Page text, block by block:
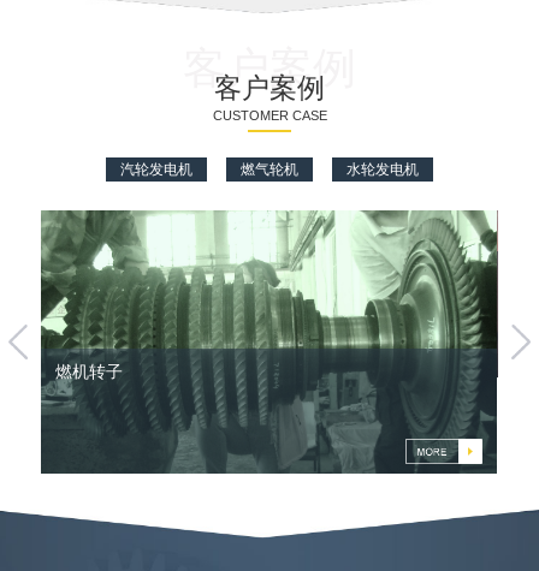
客户案例
客户案例
CUSTOMER CASE
汽轮发电机 燃气轮机 水轮发电机
燃机转子